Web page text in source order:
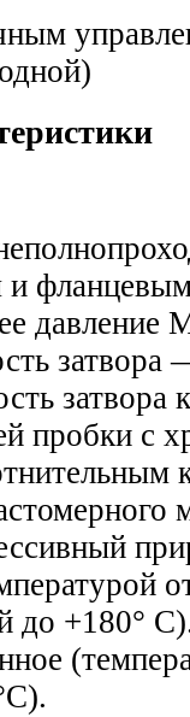
затвора
пробки с
до +180°